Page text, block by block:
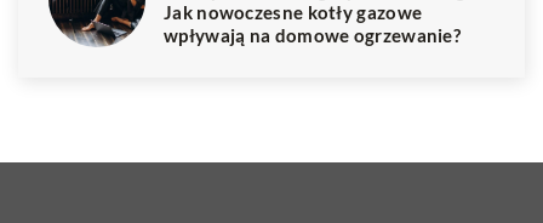
Jak nowoczesne kotły gazowe
wpływają na domowe ogrzewanie?